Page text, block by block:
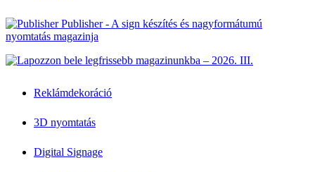
Publisher - A sign készítés és nagyformátumú
nyomtatás magazinja
Reklámdekoráció
3D nyomtatás
Digital Signage